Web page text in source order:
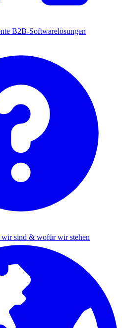
B2B-Softwarelösungen
wir sind & wofür wir stehen